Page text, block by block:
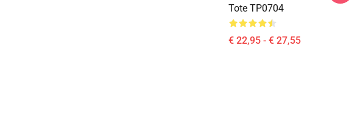
Tote TP0704
€ 22,95 - € 27,55